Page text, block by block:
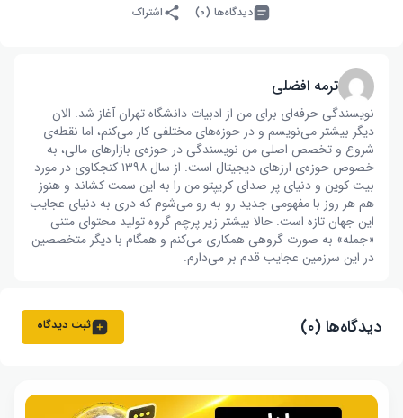
دیدگاه‌ها (۰) اشتراک
ترمه افضلی
نویسندگی حرفه‌ای برای من از ادبیات دانشگاه تهران آغاز شد. الان
دیگر بیشتر می‌نویسم و در حوزه‌های مختلفی کار می‌کنم، اما نقطه‌ی
شروع و تخصص اصلی من نویسندگی در حوزه‌ی بازار‌های مالی، به
خصوص حوزه‌ی ارز‌های دیجیتال است. از سال ۱۳۹۸ کنجکاوی در مورد
بیت کوین و دنیای پر صدای کریپتو من را به این سمت کشاند و هنوز
هم هر روز با مفهومی جدید رو به رو می‌شوم که دری به دنیای عجایب
این جهان تازه است. حالا بیشتر زیر پرچم گروه تولید محتوای متنی
«جمله» به صورت گروهی همکاری می‌کنم و همگام با دیگر متخصصین
در این سرزمین عجایب قدم بر می‌دارم.
دیدگاه‌ها (۰) ثبت دیدگاه